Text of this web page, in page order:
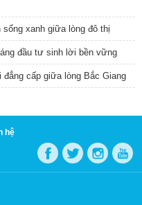
sống xanh giữa lòng đô thị
đầu tư sinh lời bền vững
cấp giữa lòng Bắc Giang
hệ